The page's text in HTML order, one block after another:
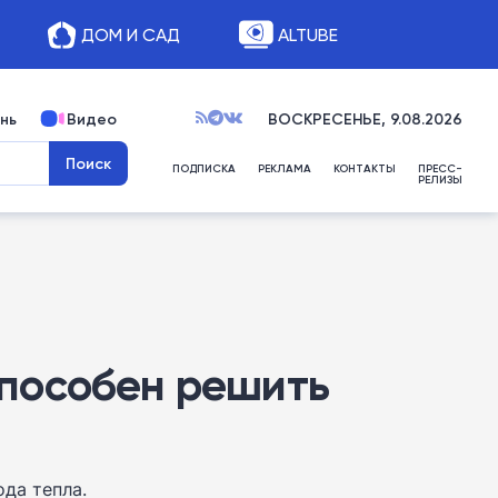
ДОМ И САД ALTUBE
Видео ВОСКРЕСЕНЬЕ, 9.08.2026
ПОДПИСКА РЕКЛАМА КОНТАКТЫ ПРЕСС-
РЕЛИЗЫ
решить
тепла.